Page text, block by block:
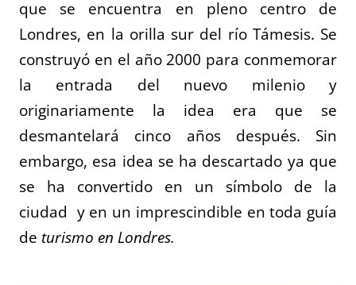
que se encuentra en pleno centro de
Londres, en la orilla sur del río Támesis. Se
construyó en el año 2000 para conmemorar
la entrada del nuevo milenio y
originariamente la idea era que se
desmantelará cinco años después. Sin
embargo, esa idea se ha descartado ya que
se ha convertido en un símbolo de la
ciudad y en un imprescindible en toda guía
de turismo en Londres.